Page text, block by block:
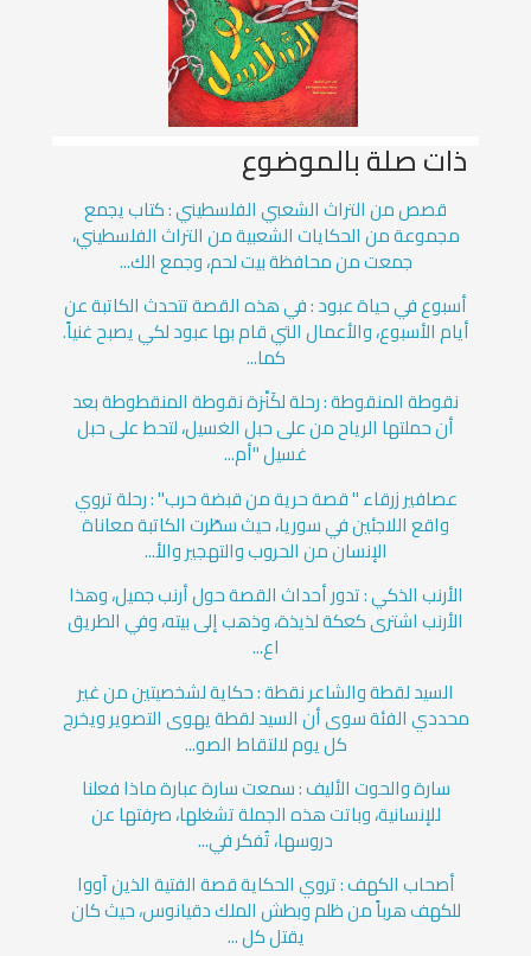
ذات صلة بالموضوع
قصص من التراث الشعبي الفلسطيني : كتاب يجمع
مجموعة من الحكايات الشعبية من التراث الفلسطيني،
جمعت من محافظة بيت لحم، وجمع الك...
أسبوع في حياة عبود : في هذه القصة تتحدث الكاتبة عن
أيام الأسبوع، والأعمال التي قام بها عبود لكي يصبح غنياً.
كما...
نقوطة المنقوطة : رحلة لكَنْزة نقوطة المنقطوطة بعد
أن حملتها الرياح من على حبل الغسيل، لتحط على حبل
غسيل "أم...
عصافير زرقاء " قصة حرية من قبضة حرب" : رحلة تروي
واقع اللاجئين في سوريا، حيث سطّرت الكاتبة معاناة
الإنسان من الحروب والتهجير والأ...
الأرنب الذكي : تدور أحداث القصة حول أرنب جميل، وهذا
الأرنب اشترى كعكة لذيذة، وذهب إلى بيته، وفي الطريق
اع...
السيد لقطة والشاعر نقطة : حكاية لشخصيتين من غير
محددي الفئة سوى أن السيد لقطة يهوى التصوير ويخرج
كل يوم لالتقاط الصو...
سارة والحوت الأليف : سمعت سارة عبارة ماذا فعلنا
للإنسانية، وباتت هذه الجملة تشغلها، صرفتها عن
دروسها، تُفكر في...
أصحاب الكهف : تروي الحكاية قصة الفتية الذين آووا
للكهف هرباً من ظلم وبطش الملك دقيانوس، حيث كان
يقتل كل ...